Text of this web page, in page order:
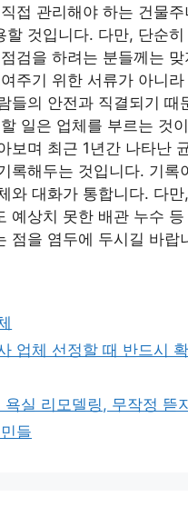
접 관리해야 하는 건물주
할 것입니다. 다만, 단순히
검을 하려는 분들께는 맞
주기 위한 서류가 아니라
들의 안전과 직결되기 때
일은 업체를 부르는 것
보며 최근 1년간 나타난
록해두는 것입니다. 기록
와 대화가 통합니다. 다만
예상치 못한 배관 누수 등
점을 염두에 두시길 바랍
업체 선정할 때 반드시
욕실 리모델링, 무작정 뜯
들